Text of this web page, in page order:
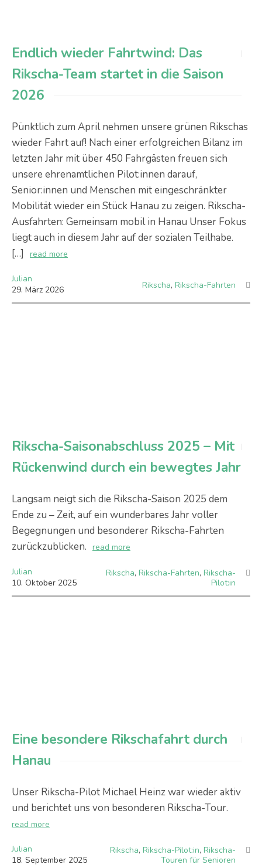
Endlich wieder Fahrtwind: Das
Rikscha-Team startet in die Saison
2026
Pünktlich zum April nehmen unsere grünen Rikschas
wieder Fahrt auf! Nach einer erfolgreichen Bilanz im
letzten Jahr mit über 450 Fahrgästen freuen sich
unsere ehrenamtlichen Pilot:innen darauf,
Senior:innen und Menschen mit eingeschränkter
Mobilität wieder ein Stück Hanau zu zeigen. Rikscha-
Ausfahrten: Gemeinsam mobil in Hanau Unser Fokus
liegt auch in diesem Jahr auf der sozialen Teilhabe.
[…]
read more
Julian
29. März 2026 Rikscha, Rikscha-Fahrten
Rikscha-Saisonabschluss 2025 – Mit
Rückenwind durch ein bewegtes Jahr
Langsam neigt sich die Rikscha-Saison 2025 dem
Ende zu – Zeit, auf ein wunderbares Jahr voller
Begegnungen und besonderer Rikscha-Fahrten
zurückzublicken. read more
Julian
10. Oktober 2025
Rikscha, Rikscha-Fahrten, Rikscha-
Pilot:in
Eine besondere Rikschafahrt durch
Hanau
Unser Rikscha-Pilot Michael Heinz war wieder aktiv
und berichtet uns von besonderen Rikscha-Tour.
read more
Julian
18. September 2025
Rikscha, Rikscha-Pilot:in, Rikscha-
Touren für Senioren